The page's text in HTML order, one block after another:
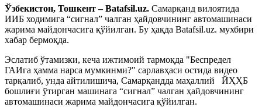
Ўзбекистон, Тошкент – Batafsil.uz. Самарқанд вилоятида
ИИБ ходимига “сигнал” чалган ҳайдовчининг автомашинаси
жарима майдончасига қўйилган. Бу ҳақда Batafsil.uz. мухбири
хабар бермоқда.
Эслатиб ўтамизки, кеча ижтимоий тармоқда "Беспредел
ГАИга ҳамма нарса мумкинми?" сарлавҳаси остида видео
тарқалиб, унда айтилишича, Самарқандда маҳаллий ЙҲҲБ
бошлиғи ўтирган машинага “сигнал” чалган ҳайдовчининг
автомашинаси жарима майдончасига қўйилган.